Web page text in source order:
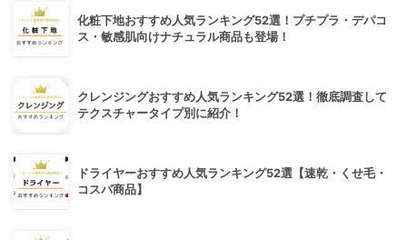
化粧下地おすすめ人気ランキング52選！プチプラ・デパコ
ス・敏感肌向けナチュラル商品も登場！
クレンジングおすすめ人気ランキング52選！徹底調査して
テクスチャータイプ別に紹介！
ドライヤーおすすめ人気ランキング52選【速乾・くせ毛・
コスパ商品】